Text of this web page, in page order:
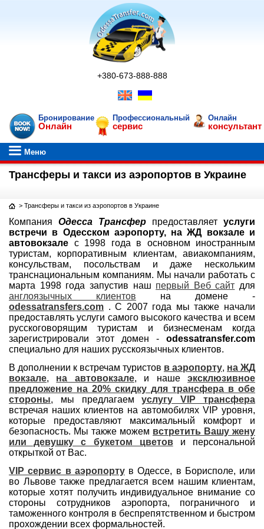
+380-673-888-888
Бронирование
Онлайн
Профессиональный
сервис
Онлайн
консультант
Меню
Трансферы и такси из аэропортов в Украине
> Трансферы и такси из аэропортов в Украине
Компания Одесса Трансфер предоставляет услуги
встречи в Одесском аэропорту, на ЖД вокзале и
автовокзале с 1998 года в основном иностранным
туристам, корпоративным клиентам, авиакомпаниям,
консульствам, посольствам и даже нескольким
транснациональным компаниям. Мы начали работать с
марта 1998 года запустив наш первый Веб сайт для
англоязычных клиентов на домене -
odessatransfers.com . С 2007 года мы также начали
предоставлять услуги самого высокого качества и всем
русскоговорящим туристам и бизнесменам когда
зарегистрировали этот домен - odessatransfer.com
специально для наших русскоязычных клиентов.
В дополнении к встречам туристов в аэропорту, на ЖД
вокзале, на автовокзале, и нашеэксклюзивное
предложение на 20% скидку для трансфера в обе
стороны, мы предлагаемуслугу VIP трансфера
встречая наших клиентов на автомобилях VIP уровня,
которые предоставляют максимальный комфорт и
безопасность. Мы также можем встретить Вашу жену
или девушку с букетом цветови персональной
открыткой от Вас.
VIP сервис в аэропортув Одессе, в Борисполе, или
во Львове также предлагается всем нашим клиентам,
которые хотят получить индивидуальное внимание со
стороны сотрудников аэропорта, пограничного и
таможенного контроля в беспрепятственном и быстром
прохождении всех формальностей.